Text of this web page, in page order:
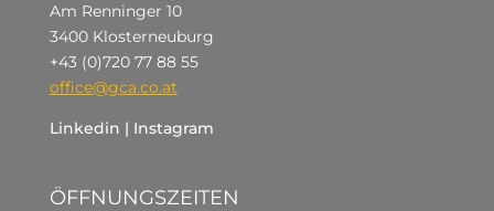
Am Renninger 10
3400 Klosterneuburg
+43 (0)720 77 88 55
office@gca.co.at
Linkedin | Instagram
ÖFFNUNGSZEITEN